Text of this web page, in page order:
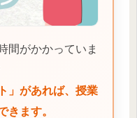
間がかかっていま
」があれば、授業
きます。